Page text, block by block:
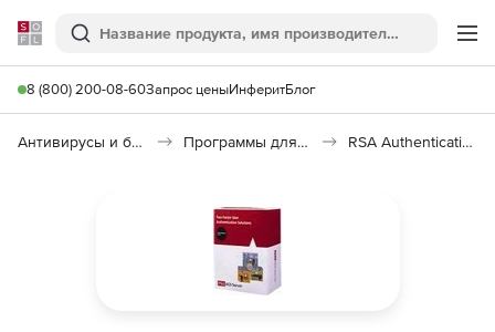
Softline
Поиск
8 (800) 200-08-60Запрос ценыИнферитБлог
Антивирусы и безопасность Программы для защиты информации RSA Authentication Manager